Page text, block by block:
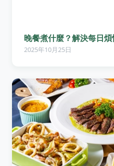
晚餐煮什麼？解決每日
2025年10月25日